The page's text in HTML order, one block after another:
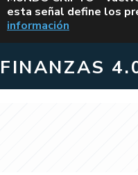
esta señal define los
información
FINANZAS